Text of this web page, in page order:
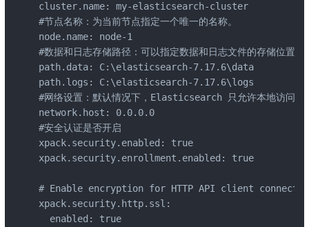
cluster.name: my-elasticsearch-cluster
#节点名称：为当前节点指定一个唯一的名称。
node.name: node-1
#数据和日志存储路径：可以指定数据和日志文件的存储位置。
path.data: C:\elasticsearch-7.17.6\data
path.logs: C:\elasticsearch-7.17.6\logs
#网络设置：默认情况下，Elasticsearch 只允许本地访问
network.host: 0.0.0.0
#安全认证是否开启
xpack.security.enabled: true
xpack.security.enrollment.enabled: true
# Enable encryption for HTTP API client
xpack.security.http.ssl:
  enabled: true